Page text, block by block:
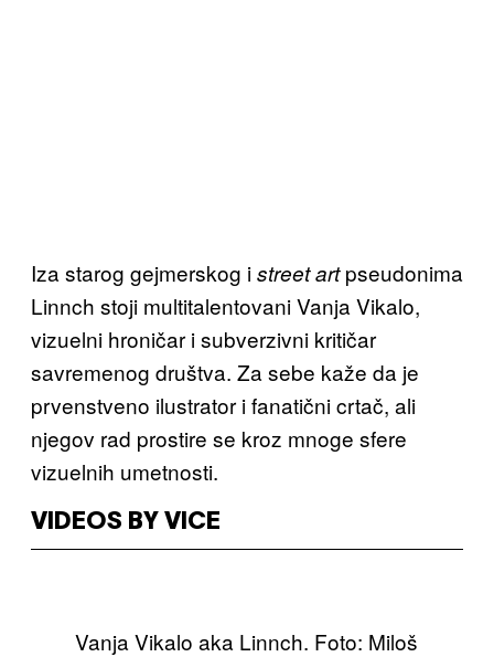
Iza starog gejmerskog istreet artpseudonima
Linnch stoji multitalentovani Vanja Vikalo,
vizuelni hroničar i subverzivni kritičar
savremenog društva. Za sebe kaže da je
prvenstveno ilustrator i fanatični crtač, ali
njegov rad prostire se kroz mnoge sfere
vizuelnih umetnosti.
VIDEOS BY VICE
Vanja Vikalo aka Linnch. Foto: Miloš